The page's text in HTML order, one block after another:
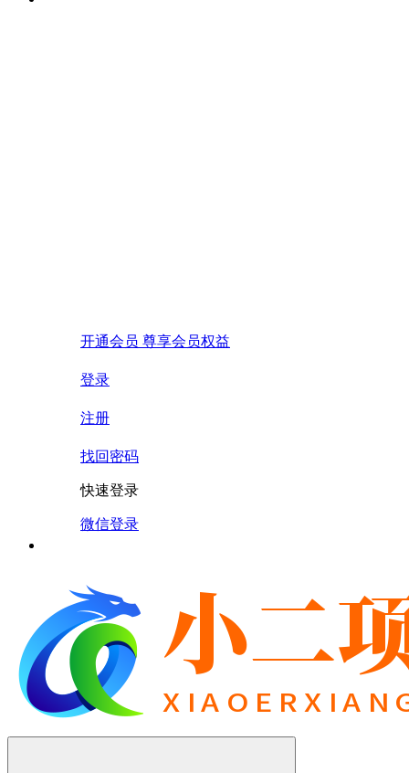
开通会员 尊享会员权益
登录
注册
找回密码
快速登录
微信登录